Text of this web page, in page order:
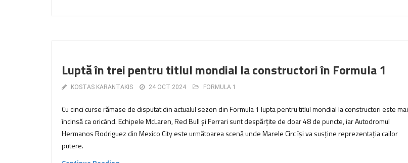
Luptă în trei pentru titlul mondial la constructori în Formula 1
KOSTAS KARANTAKIS 24 OCT 2024 FORMULA 1
Cu cinci curse rămase de disputat din actualul sezon din Formula 1 lupta pentru titlul mondial la constructori este mai
încinsă ca oricând. Echipele McLaren, Red Bull și Ferrari sunt despărțite de doar 48 de puncte, iar Autodromul
Hermanos Rodriguez din Mexico City este următoarea scenă unde Marele Circ își va susține reprezentația cailor
putere.